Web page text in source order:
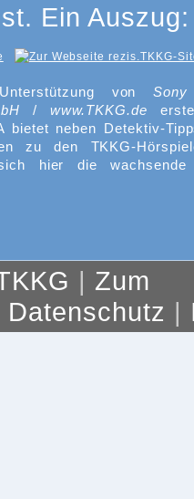
Ein Auszug:
von
/ www.TKKG.de
bietet neben Detektiv-
zu den TKKG-
hier die wachsende
| Zum
Datenschutz |